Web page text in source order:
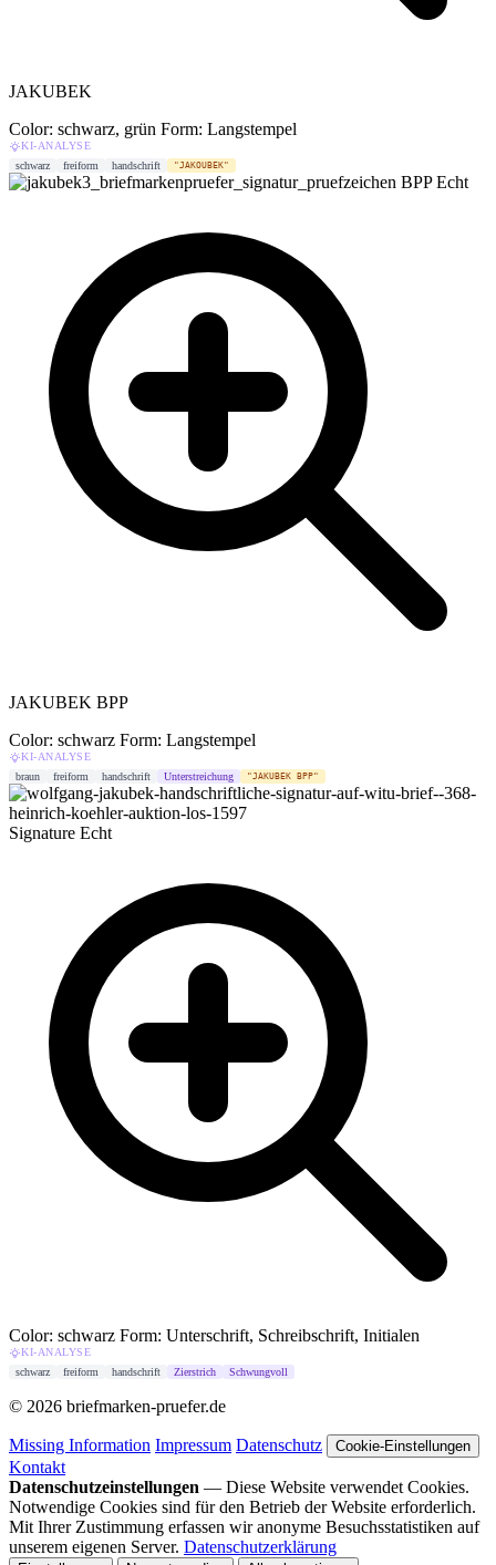
JAKUBEK
Color: schwarz, grün Form: Langstempel
KI-ANALYSE
schwarz
freiform handschrift "JAKOUBEK"
BPPEcht
JAKUBEK BPP
Color: schwarz Form: Langstempel
KI-ANALYSE
braun
freiform handschrift Unterstreichung "JAKUBEK BPP"
Signature Echt
Color: schwarz Form: Unterschrift, Schreibschrift, Initialen
KI-ANALYSE
schwarz
freiform handschrift Zierstrich Schwungvoll
© 2026 briefmarken-pruefer.de
Missing Information Impressum Datenschutz Cookie-Einstellungen
Kontakt
Datenschutzeinstellungen — Diese Website verwendet Cookies.
Notwendige Cookies sind für den Betrieb der Website erforderlich.
Mit Ihrer Zustimmung erfassen wir anonyme Besuchsstatistiken auf
unserem eigenen Server. Datenschutzerklärung